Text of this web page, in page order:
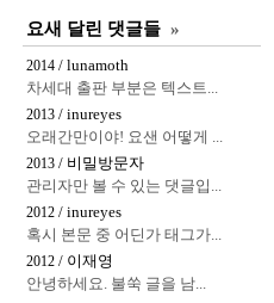
요새 달린 댓글들 »
2014 / lunamoth
차세대 출판 부분은 텍스트...
2013 / inureyes
오래간만이야! 요샌 어떻게 ...
2013 / 비밀방문자
관리자만 볼 수 있는 댓글입...
2012 / inureyes
혹시 본문 중 어딘가 태그가...
2012 / 이재영
안녕하세요. 불쑥 글을 남...